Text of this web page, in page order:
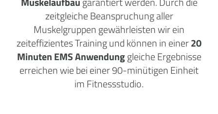
zeitgleiche Beanspruchung aller
Muskelgruppen gewährleisten wir ein
zeiteffizientes Training und können in einer20
Minuten EMS Anwendunggleiche Ergebnisse
erreichen wie bei einer 90-minütigen Einheit
im Fitnessstudio.